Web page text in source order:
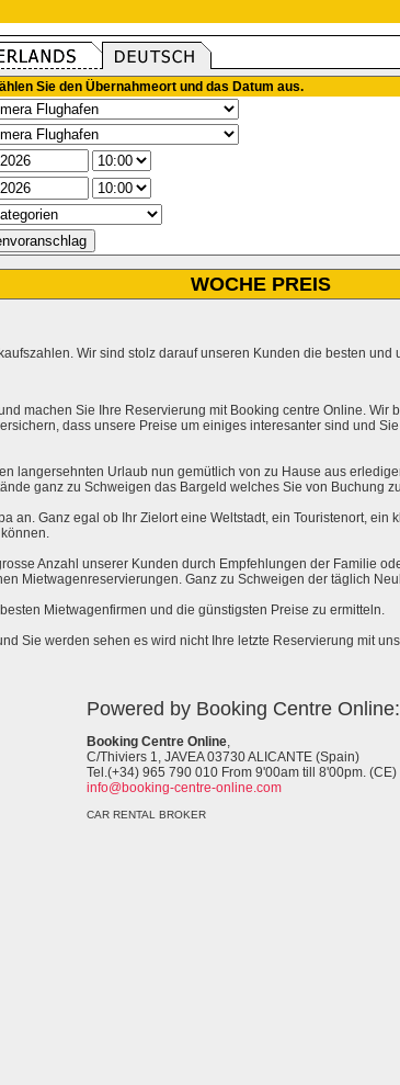
Sie den Übernahmeort und das Datum aus.
WOCHE PREIS
Wir sind stolz darauf unseren Kunden die besten
machen Sie Ihre Reservierung mit Booking centre Online.
dass unsere Preise um einiges interesanter sind und
langersehnten Urlaub nun gemütlich von zu Hause aus
ganz zu Schweigen das Bargeld welches Sie von Buchung
an. Ganz egal ob Ihr Zielort eine Weltstadt, ein Touristenort, ein
Anzahl unserer Kunden durch Empfehlungen der Familie
Mietwagenreservierungen. Ganz zu Schweigen der täglich
Mietwagenfirmen und die günstigsten Preise zu ermitteln.
Sie werden sehen es wird nicht Ihre letzte Reservierung mit
Powered by Booking Centre Online:
Booking Centre Online,
C/Thiviers 1, JAVEA 03730 ALICANTE (Spain)
Tel.(+34) 965 790 010 From 9'00am till 8'00pm. (CE)
info@booking-centre-online.com
CAR RENTAL BROKER